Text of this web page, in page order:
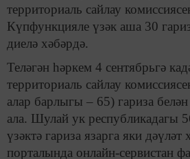
территориаль сайлау
Күпфункцияле үзәк аша 30
диелә хәбәрдә.
Теләгән һәркем 4 сентябрьгә
территориаль сайлау
алар барлыгы – 65) гариза
ала. Шулай ук республикадагы
үзәктә гариза язарга яки дәүләт
порталында онлайн-сервистан